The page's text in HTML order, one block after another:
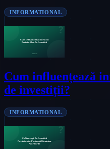
INFORMATIONAL
Cum influențează
de investiții?
INFORMATIONAL